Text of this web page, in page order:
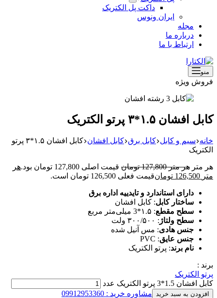
داکت پل الکتریک
ایران ونوس
مجله
درباره ما
ارتباط با ما
منو
فروش ویژه
کابل افشان ۱.۵*۳ پرتو الکتریک
خانه سیم و کابل کابل برق کابل افشان
کابل افشان ۱.۵*۳ پرتو
الکتریک
هر متر هر متر 127,800 تومان قیمت اصلی 127,800 تومان بود.
هر
متر 126,500 تومانقیمت فعلی 126,500 تومان است.
دارای استاندارد و تایدییه اداره برق
ساختار کابل: کابل افشان
سطح مقطع: ۱.۵*3 میلی‌متر مربع
سطح ولتاژ : ۳۰۰/۵۰۰ ولت
جنس هادی: مس آنیل شده
جنس عایق: PVC
نام برند: پرتو الکتریک
برند :
پرتو الکتریک
کابل افشان 1.5*3 پرتو الکتریک عدد
افزودن به سبد خرید مشاوره خرید : 09912953360